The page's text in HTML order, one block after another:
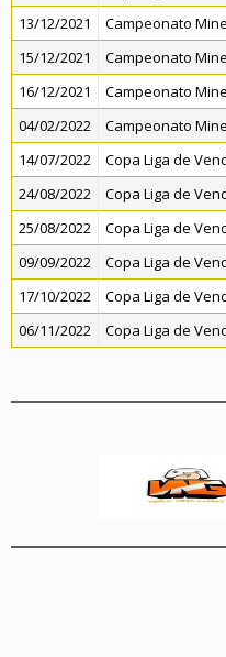
13/12/2021
Campeonato
15/12/2021
Campeonato
16/12/2021
Campeonato
04/02/2022
Campeonato
14/07/2022
Copa Liga de
24/08/2022
Copa Liga de
25/08/2022
Copa Liga de
09/09/2022
Copa Liga de
17/10/2022
Copa Liga de
06/11/2022
Copa Liga de